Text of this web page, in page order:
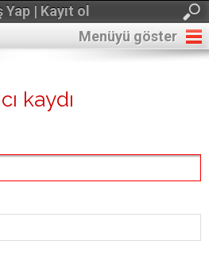
Yap | Kayıt ol
Menüyü göster
kaydı